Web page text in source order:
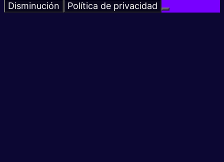
Disminución
Política de privacidad